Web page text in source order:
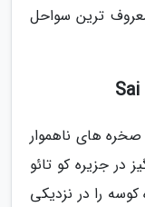
ترین سواحل
های ناهموار
جزیره کو تائو
را در نزدیکی